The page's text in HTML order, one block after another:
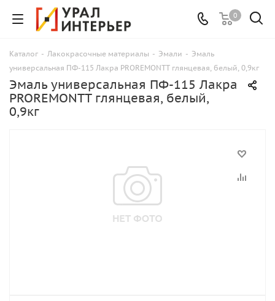
0
Каталог - Лакокрасочные материалы - Эмали - Эмаль
универсальная ПФ-115 Лакра PROREMONTT глянцевая, белый, 0,9кг
Эмаль универсальная ПФ-115 Лакра
PROREMONTT глянцевая, белый,
0,9кг